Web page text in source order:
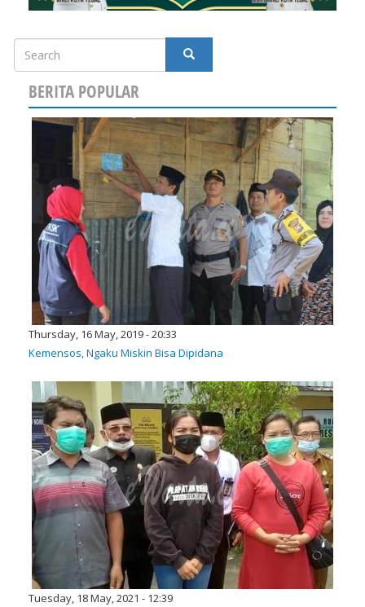
Search
SEARCH
BERITA POPULAR
Thursday, 16 May, 2019 - 20:33
Kemensos, Ngaku Miskin Bisa Dipidana
Tuesday, 18 May, 2021 - 12:39